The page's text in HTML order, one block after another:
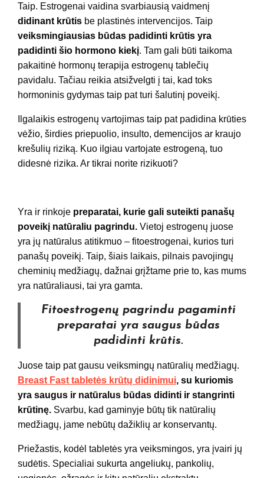
Taip. Estrogenai vaidina svarbiausią vaidmenį
didinant krūtis be plastinės intervencijos. Taip
veiksmingiausias būdas padidinti krūtis yra
padidinti šio hormono kiekį. Tam gali būti taikoma
pakaitinė hormonų terapija estrogenų tablečių
pavidalu. Tačiau reikia atsižvelgti į tai, kad toks
hormoninis gydymas taip pat turi šalutinį poveikį.
Ilgalaikis estrogenų vartojimas taip pat padidina krūties
vėžio, širdies priepuolio, insulto, demencijos ar kraujo
krešulių riziką. Kuo ilgiau vartojate estrogeną, tuo
didesnė rizika. Ar tikrai norite rizikuoti?
Yra ir rinkoje preparatai, kurie gali suteikti panašų
poveikį natūraliu pagrindu. Vietoj estrogenų juose
yra jų natūralus atitikmuo – fitoestrogenai, kurios turi
panašų poveikį. Taip, šiais laikais, pilnais pavojingų
cheminių medžiagų, dažnai grįžtame prie to, kas mums
yra natūraliausi, tai yra gamta.
Fitoestrogenų pagrindu pagaminti
preparatai yra saugus būdas
padidinti krūtis.
Juose taip pat gausu veiksmingų natūralių medžiagų.
Breast Fast tabletės krūtų didinimui, su kuriomis
yra saugus ir natūralus būdas didinti ir stangrinti
krūtinę. Svarbu, kad gaminyje būtų tik natūralių
medžiagų, jame nebūtų dažiklių ar konservantų.
Priežastis, kodėl tabletės yra veiksmingos, yra įvairi jų
sudėtis. Specialiai sukurta angeliukų, pankolių,